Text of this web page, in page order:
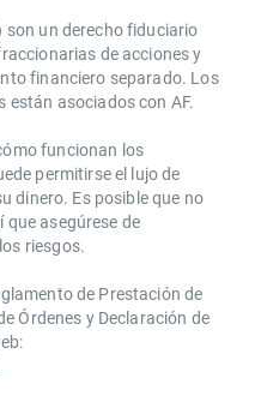
un derecho fiduciario
de acciones y
financiero separado. Los
asociados con AF.
funcionan los
permitirse el lujo de
dinero. Es posible que no
asegúrese de
riesgos.
de Prestación de
Órdenes y Declaración de